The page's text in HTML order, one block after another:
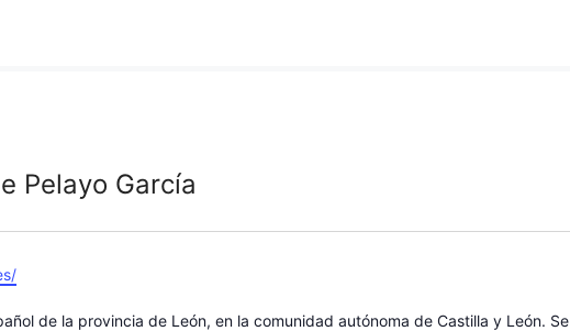
Pelayo García
de la provincia de León, en la comunidad autónoma de Castilla y León.